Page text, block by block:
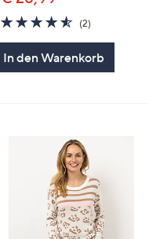
4.5
von
(2)2
In den Warenkorb